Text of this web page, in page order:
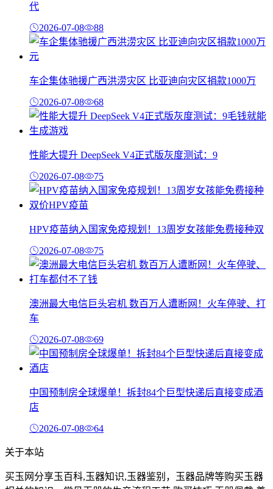
代
2026-07-08 88
车企集体驰援广西洪涝灾区 比亚迪向灾区捐款1000万
2026-07-08 68
性能大提升 DeepSeek V4正式版灰度测试：9
2026-07-08 75
HPV疫苗纳入国家免疫规划！13周岁女孩能免费接种双
2026-07-08 75
澳洲最大电信巨头宕机 数百万人遭断网！火车停驶、打
车
2026-07-08 69
中国预制房全球爆单！拆封84个巨型快递后直接变成酒
店
2026-07-08 64
关于本站
买玉网分享玉百科,玉器知识,玉器鉴别，玉器品牌等购买玉器